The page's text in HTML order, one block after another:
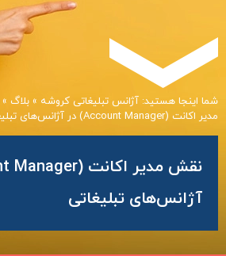
شما اینجا هستید: آژانس تبلیغاتی کروشه » بلاگ »
مدیر اکانت (Account Manager) در آژانس‌های تبلیغاتی
آژانس‌های تبلیغاتی